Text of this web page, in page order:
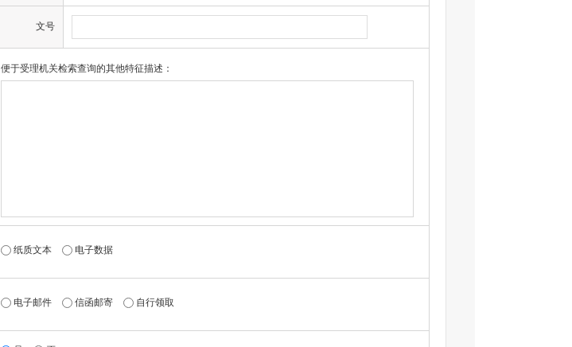
文号
便于受理机关检索查询的其他特征描述：
纸质文本 电子数据
电子邮件 信函邮寄 自行领取